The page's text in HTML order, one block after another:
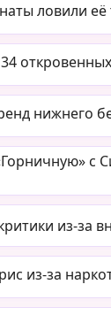
ловили её
нижнего
с
из-за
из-за